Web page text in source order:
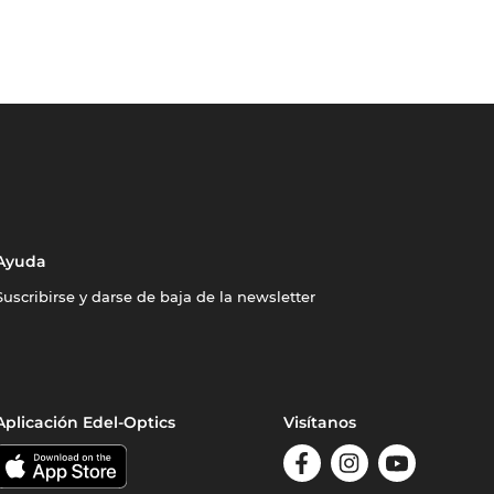
y darse de baja de la newsletter
Edel-Optics Visítanos